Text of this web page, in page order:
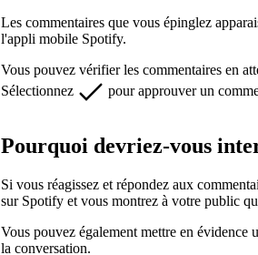
Les commentaires que vous épinglez
l'appli mobile Spotify.
Vous pouvez vérifier les commentaires en
Sélectionnez
pour approuver un
Pourquoi devriez-vous
Si vous réagissez et répondez aux
sur Spotify et vous montrez à votre public
Vous pouvez également mettre en évidence
la conversation.